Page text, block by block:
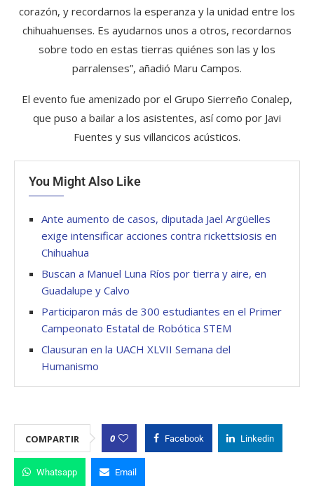
corazón, y recordarnos la esperanza y la unidad entre los
chihuahuenses. Es ayudarnos unos a otros, recordarnos
sobre todo en estas tierras quiénes son las y los
parralenses”, añadió Maru Campos.
El evento fue amenizado por el Grupo Sierreño Conalep,
que puso a bailar a los asistentes, así como por Javi
Fuentes y sus villancicos acústicos.
You Might Also Like
Ante aumento de casos, diputada Jael Argüelles
exige intensificar acciones contra rickettsiosis en
Chihuahua
Buscan a Manuel Luna Ríos por tierra y aire, en
Guadalupe y Calvo
Participaron más de 300 estudiantes en el Primer
Campeonato Estatal de Robótica STEM
Clausuran en la UACH XLVII Semana del
Humanismo
COMPARTIR 0 Facebook Linkedin
Whatsapp Email